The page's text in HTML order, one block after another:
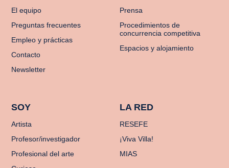
El equipo
Preguntas frecuentes
Empleo y prácticas
Contacto
Newsletter
Prensa
Procedimientos de
concurrencia competitiva
Espacios y alojamiento
SOY
Artista
Profesor/investigador
Profesional del arte
LA RED
RESEFE
¡Viva Villa!
MIAS